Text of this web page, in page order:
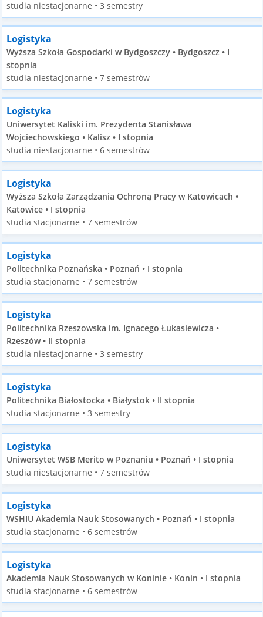
studia niestacjonarne • 3 semestry
Logistyka
Wyższa Szkoła Gospodarki w Bydgoszczy • Bydgoszcz • I
stopnia
studia niestacjonarne • 7 semestrów
Logistyka
Uniwersytet Kaliski im. Prezydenta Stanisława
Wojciechowskiego • Kalisz • I stopnia
studia niestacjonarne • 6 semestrów
Logistyka
Wyższa Szkoła Zarządzania Ochroną Pracy w Katowicach •
Katowice • I stopnia
studia stacjonarne • 7 semestrów
Logistyka
Politechnika Poznańska • Poznań • I stopnia
studia stacjonarne • 7 semestrów
Logistyka
Politechnika Rzeszowska im. Ignacego Łukasiewicza •
Rzeszów • II stopnia
studia niestacjonarne • 3 semestry
Logistyka
Politechnika Białostocka • Białystok • II stopnia
studia stacjonarne • 3 semestry
Logistyka
Uniwersytet WSB Merito w Poznaniu • Poznań • I stopnia
studia niestacjonarne • 7 semestrów
Logistyka
WSHIU Akademia Nauk Stosowanych • Poznań • I stopnia
studia stacjonarne • 6 semestrów
Logistyka
Akademia Nauk Stosowanych w Koninie • Konin • I stopnia
studia stacjonarne • 6 semestrów